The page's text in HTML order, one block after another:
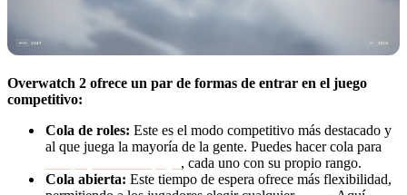
Overwatch 2 ofrece un par de formas de entrar en el juego
competitivo:
Cola de roles: Este es el modo competitivo más destacado y
al que juega la mayoría de la gente. Puedes hacer cola para
, cada uno con su propio rango.
Cola abierta: Este tiempo de espera ofrece más flexibilidad,